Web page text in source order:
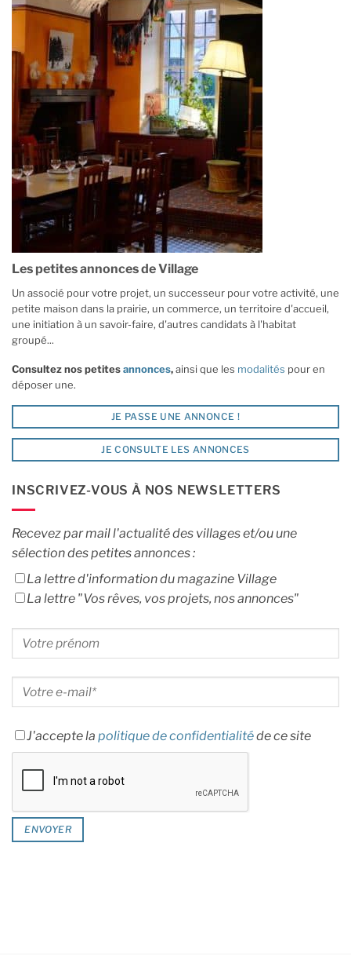
Les petites annonces de Village
Un associé pour votre projet, un successeur pour votre activité, une
petite maison dans la prairie, un commerce, un territoire d'accueil,
une initiation à un savoir-faire, d'autres candidats à l'habitat
groupé...
Consultez nos petitesannonces,ainsi que les modalités pour en
déposer une.
JE PASSE UNE ANNONCE !
JE CONSULTE LES ANNONCES
INSCRIVEZ-VOUS À NOS NEWSLETTERS
Recevez par mail l'actualité des villages et/ou une
sélection des petites annonces :
La lettre d'information du magazine Village
La lettre "Vos rêves, vos projets, nos annonces"
J'accepte la politique de confidentialitéde ce site